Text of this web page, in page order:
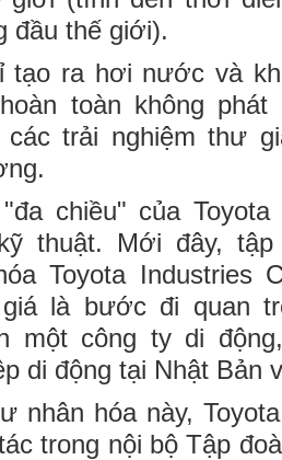
đầu thế giới).
tạo ra hơi nước và
toàn không
các trải nghiệm thư
chiều" của
thuật. Mới đây,
Toyota Industries
là bước đi quan
một công ty di
di động tại Nhật Bản
nhân hóa này,
trong nội bộ Tập